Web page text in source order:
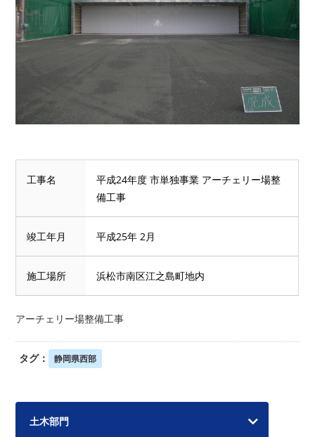
工事名
平成24年度 市単独事業 アーチェリー場整
備工事
竣工年月 平成25年 2月
施工場所 浜松市南区江之島町地内
アーチェリー場整備工事
タグ： 静岡県西部
土木部門